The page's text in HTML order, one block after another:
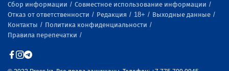
Сбор информации
Совместное использование информации
Отказ от ответственности
Редакция 18+
Выходные данные
Контакты
Политика конфиденциальности
Правила перепечатки